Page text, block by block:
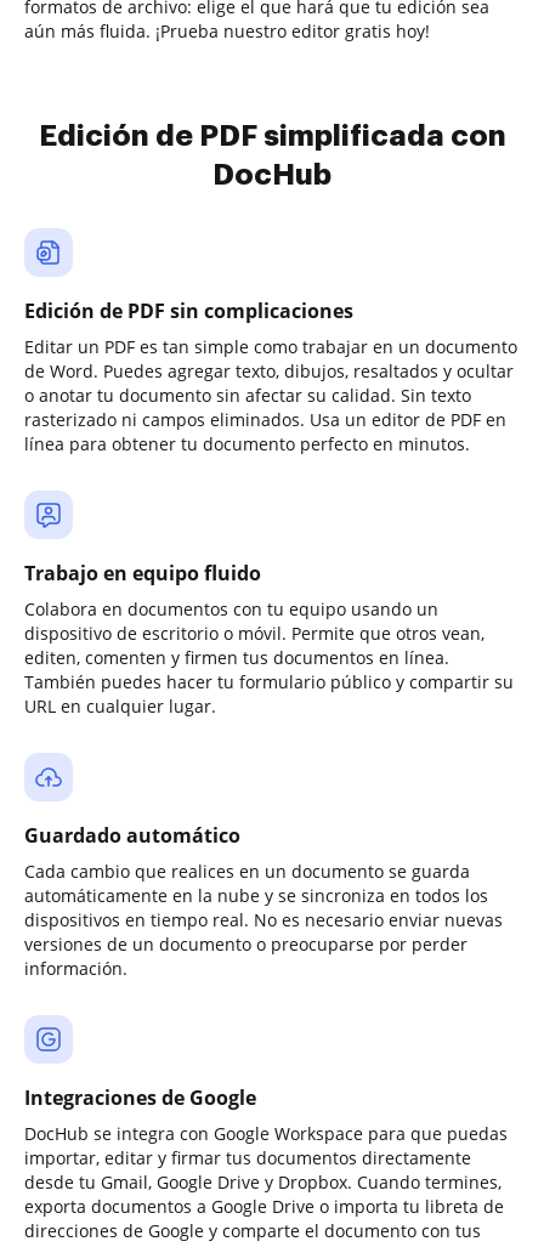
formatos de archivo: elige el que hará que tu edición sea
aún más fluida. ¡Prueba nuestro editor gratis hoy!
Edición de PDF simplificada con
DocHub
Edición de PDF sin complicaciones
Editar un PDF es tan simple como trabajar en un documento
de Word. Puedes agregar texto, dibujos, resaltados y ocultar
o anotar tu documento sin afectar su calidad. Sin texto
rasterizado ni campos eliminados. Usa un editor de PDF en
línea para obtener tu documento perfecto en minutos.
Trabajo en equipo fluido
Colabora en documentos con tu equipo usando un
dispositivo de escritorio o móvil. Permite que otros vean,
editen, comenten y firmen tus documentos en línea.
También puedes hacer tu formulario público y compartir su
URL en cualquier lugar.
Guardado automático
Cada cambio que realices en un documento se guarda
automáticamente en la nube y se sincroniza en todos los
dispositivos en tiempo real. No es necesario enviar nuevas
versiones de un documento o preocuparse por perder
información.
Integraciones de Google
DocHub se integra con Google Workspace para que puedas
importar, editar y firmar tus documentos directamente
desde tu Gmail, Google Drive y Dropbox. Cuando termines,
exporta documentos a Google Drive o importa tu libreta de
direcciones de Google y comparte el documento con tus